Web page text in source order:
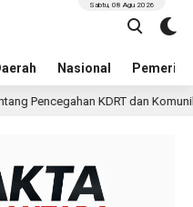
Nasional
Sabtu, 08 Agu 2026
Keluarga 37